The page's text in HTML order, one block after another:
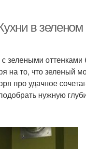
в зеленом
зелеными
то, что зеленый
про удачное
нужную